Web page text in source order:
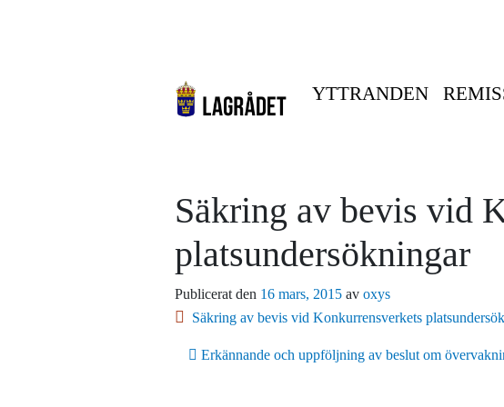
YTTRANDEN
Säkring av bevis vid
platsundersökningar
Publicerat den 16 mars, 2015 av oxys
Säkring av bevis vid Konkurrensverkets
Inläggsnavigering
Erkännande och uppföljning av beslut om